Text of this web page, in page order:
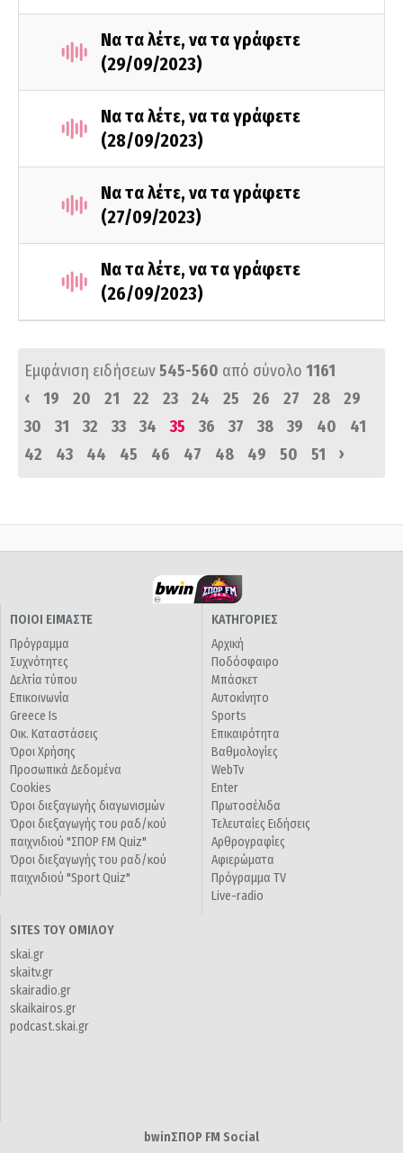
Να τα λέτε, να τα γράφετε
(29/09/2023)
Να τα λέτε, να τα γράφετε
(28/09/2023)
Να τα λέτε, να τα γράφετε
(27/09/2023)
Να τα λέτε, να τα γράφετε
(26/09/2023)
Εμφάνιση ειδήσεων545-560 από σύνολο 1161
‹
19 20 21 22 23 24 25 26 27 28
29
30
31 32 33 34 35 36 37 38 39 40
41
42
43 44 45 46 47 48 49 50 51 ›
ΠΟΙΟΙ ΕΙΜΑΣΤΕ
Πρόγραμμα
Συχνότητες
Δελτία τύπου
Επικοινωνία
Greece Is
Οικ. Καταστάσεις
Όροι Χρήσης
Προσωπικά Δεδομένα
Cookies
Όροι διεξαγωγής διαγωνισμών
Όροι διεξαγωγής του ραδ/κού
παιχνιδιού "ΣΠΟΡ FM Quiz"
Όροι διεξαγωγής του ραδ/κού
παιχνιδιού "Sport Quiz"
ΚΑΤΗΓΟΡΙΕΣ
Αρχική
Ποδόσφαιρο
Μπάσκετ
Αυτοκίνητο
Sports
Επικαιρότητα
Βαθμολογίες
WebTv
Enter
Πρωτοσέλιδα
Τελευταίες Ειδήσεις
Αρθρογραφίες
Αφιερώματα
Πρόγραμμα TV
Live-radio
SITES ΤΟΥ ΟΜΙΛΟΥ
skai.gr
skaitv.gr
skairadio.gr
skaikairos.gr
podcast.skai.gr
bwinΣΠΟΡ FM Social